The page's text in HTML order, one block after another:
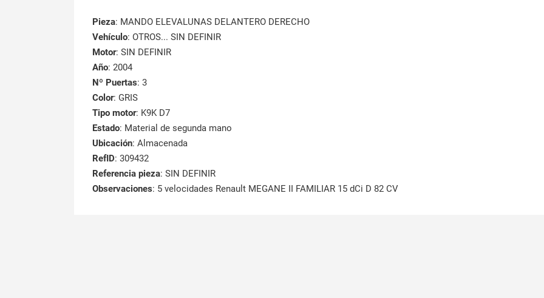
Pieza: MANDO ELEVALUNAS DELANTERO DERECHO
Vehículo: OTROS... SIN DEFINIR
Motor: SIN DEFINIR
Año: 2004
Nº Puertas: 3
Color: GRIS
Tipo motor: K9K D7
Estado: Material de segunda mano
Ubicación: Almacenada
RefID: 309432
Referencia pieza: SIN DEFINIR
Observaciones: 5 velocidades Renault MEGANE II FAMILIAR 15 dCi D 82 CV